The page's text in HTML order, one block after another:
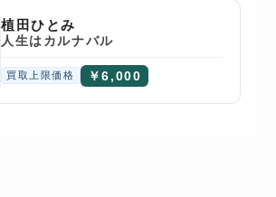
植田ひとみ
人生はカルナバル
買取上限価格 ￥6,000